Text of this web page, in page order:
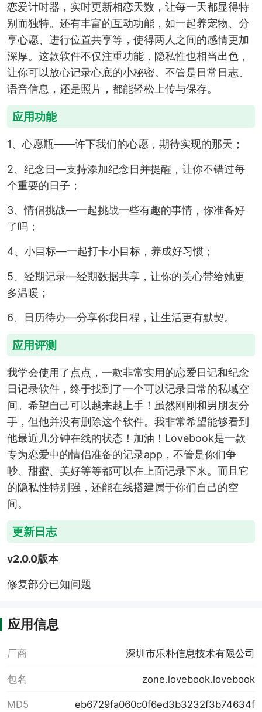
恋爱计时器，实时更新相恋天数，让每一天都显得特
别而独特。还有丰富的互动功能，如一起养宠物、分
享心愿、进行位置共享等，使得两人之间的感情更加
深厚。这款软件不仅注重功能，隐私性也相当出色，
让你可以放心记录心底的小秘密。不管是日常日志、
语音信息，还是照片，都能轻松上传与保存。
应用功能
1、心愿瓶——许下我们的心愿，期待实现的那天；
2、纪念日—支持添加纪念日并提醒，让你不错过每
个重要的日子；
3、情侣挑战—一起挑战一些有趣的事情，你准备好
了吗；
4、小目标—一起打卡小目标，养成好习惯；
5、经期记录—经期数据共享，让你的关心带给她更
多温暖；
6、日历待办—分享你我日程，让生活更有默契。
应用评测
我学会使用了点点，一款非常实用的恋爱日记和纪念
日记录软件，终于找到了一个可以记录日常的私域空
间。希望自己可以越来越上手！虽然刚刚和男朋友分
手，但他并没有删除这个软件。我非常希望能够看到
他最近几分钟在线的状态！加油！Lovebook是一款
专为恋爱中的情侣准备的记录app，不管是你们争
吵、甜蜜、美好等等都可以在上面记录下来。而且它
的隐私性特别强，还能在线搭建属于你们自己的空
间。
更新日志
v2.0.0版本
修复部分已知问题
应用信息
厂商 深圳市乐朴信息技术有限公司
包名 zone.lovebook.lovebook
MD5 eb6729fa060c0f6ed3b3232f3b74634f